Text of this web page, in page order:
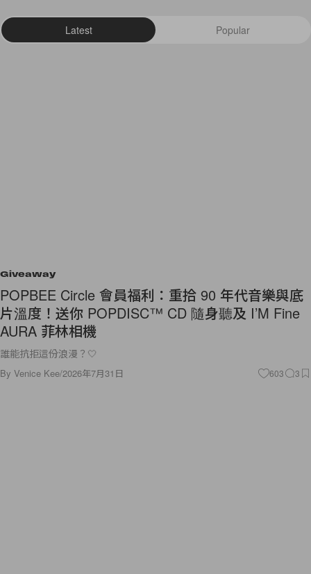
Latest Popular
Giveaway
POPBEE Circle 會員福利：重拾 90 年代音樂與底
片溫度！送你 POPDISC™ CD 隨身聽及 I’M Fine
AURA 菲林相機
誰能抗拒這份浪漫？🤍
By Venice Kee/2026年7月31日 603 3